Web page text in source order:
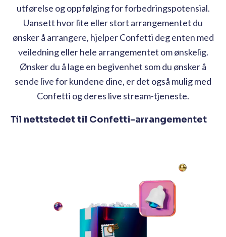
utførelse og oppfølging for forbedringspotensial.
Uansett hvor lite eller stort arrangementet du
ønsker å arrangere, hjelper Confetti deg enten med
veiledning eller hele arrangementet om ønskelig.
Ønsker du å lage en begivenhet som du ønsker å
sende live for kundene dine, er det også mulig med
Confetti og deres live stream-tjeneste.
Til nettstedet til Confetti-arrangementet